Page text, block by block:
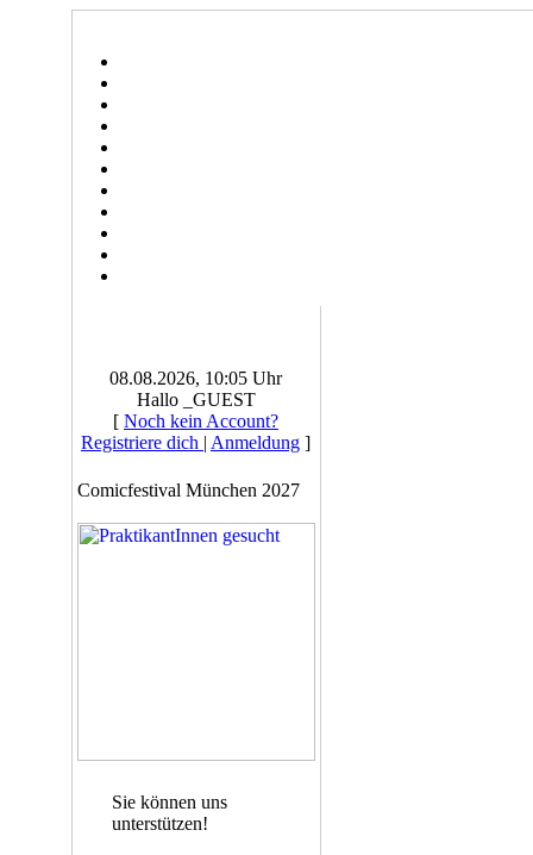
08.08.2026, 10:05 Uhr
Hallo _GUEST
[ Noch kein Account?
Registriere dich | Anmeldung ]
Comicfestival München 2027
Sie können uns
unterstützen!